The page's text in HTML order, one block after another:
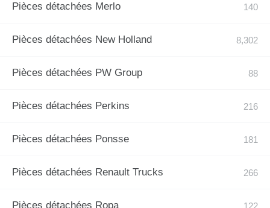
Pièces détachées Merlo
Pièces détachées New Holland
Pièces détachées PW Group
Pièces détachées Perkins
Pièces détachées Ponsse
Pièces détachées Renault Trucks
Pièces détachées Ropa